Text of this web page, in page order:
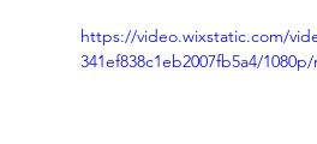
https://video.wixstatic.com/
341ef838c1eb2007fb5a4/